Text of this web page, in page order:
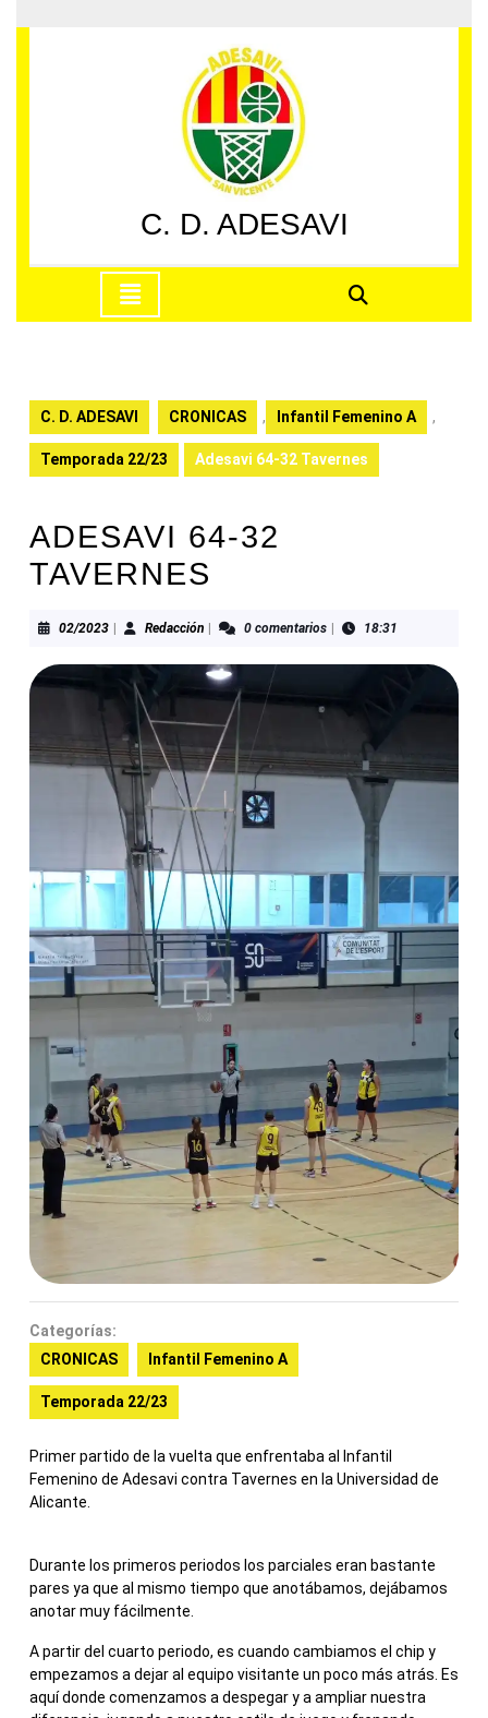
al
C. D. ADESAVI
apertura
C. D. ADESAVI CRONICAS , Infantil Femenino A ,
Temporada 22/23 Adesavi 64-32 Tavernes
ADESAVI 64-32
TAVERNES
02/202302/2023RedacciónRedacción0 comentarios 18:31
Categorías:
CRONICAS
Infantil Femenino A
Temporada 22/23
Primer partido de la vuelta que enfrentaba al Infantil
Femenino de Adesavi contra Tavernes en la Universidad de
Alicante.
Durante los primeros periodos los parciales eran bastante
pares ya que al mismo tiempo que anotábamos, dejábamos
anotar muy fácilmente.
A partir del cuarto periodo, es cuando cambiamos el chip y
empezamos a dejar al equipo visitante un poco más atrás. Es
aquí donde comenzamos a despegar y a ampliar nuestra